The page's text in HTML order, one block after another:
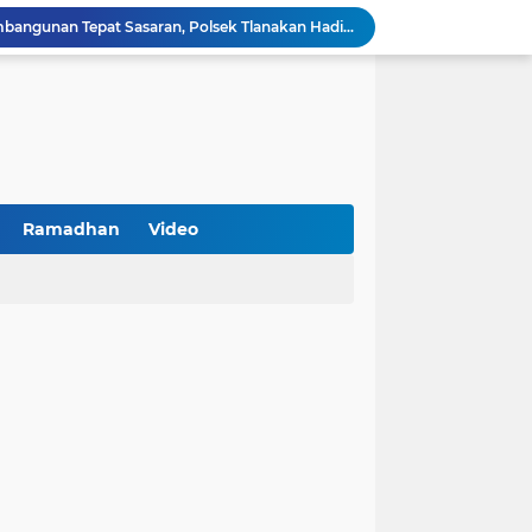
Kawal Perencanaan Pembangunan Tepat Sasaran, Polsek Tlanakan Hadiri Musrenbangdes Desa Bandaran
BPS Sampang: UMKM dan Usaha Besar Wajib Terdata di Sensus Ekonomi 2026, Kunci Kebijakan Tepat Sasaran
Baru Industri Jasa Keuangan
Ramadhan Video